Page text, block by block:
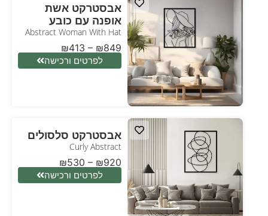
אבסטרקט אשת
אופנה עם כובע
Abstract Woman With Hat
₪413 – ₪849
לפרטים ורכישה
אבסטרקט סלסולים
Curly Abstract
₪530 – ₪920
לפרטים ורכישה